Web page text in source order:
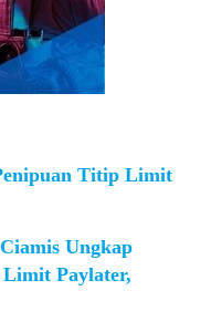
Titip Limit
Ungkap
Paylater,